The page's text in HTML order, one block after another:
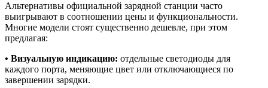
Альтернативы официальной зарядной станции часто
выигрывают в соотношении цены и функциональности.
Многие модели стоят существенно дешевле, при этом
предлагая:
• Визуальную индикацию: отдельные светодиоды для
каждого порта, меняющие цвет или отключающиеся по
завершении зарядки.